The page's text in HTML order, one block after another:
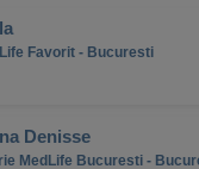
Favorit - Bucuresti
Denisse
MedLife Bucuresti -